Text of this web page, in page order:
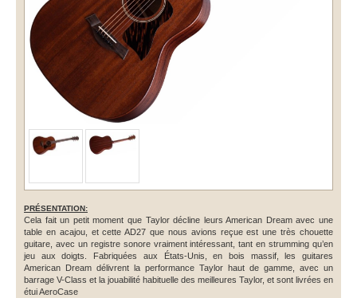
PRÉSENTATION:
Cela fait un petit moment que Taylor décline leurs American Dream avec une
table en acajou, et cette AD27 que nous avions reçue est une très chouette
guitare, avec un registre sonore vraiment intéressant, tant en strumming qu’en
jeu aux doigts. Fabriquées aux États-Unis, en bois massif, les guitares
American Dream délivrent la performance Taylor haut de gamme, avec un
barrage V-Class et la jouabilité habituelle des meilleures Taylor, et sont livrées en
étui AeroCase